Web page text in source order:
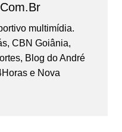
multimídia.
CBN Goiânia,
Blog do André
e Nova